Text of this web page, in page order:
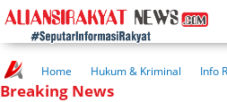
Home Hukum & Kriminal Info
Kuliner Rakyat
Wisata Rakyat
Breaking News